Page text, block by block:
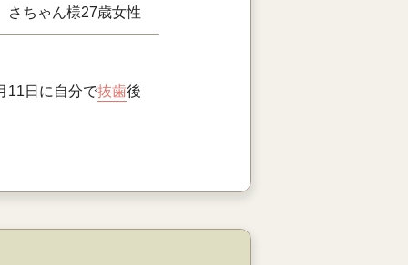
さちゃん様27歳女性
11日に自分で抜歯後